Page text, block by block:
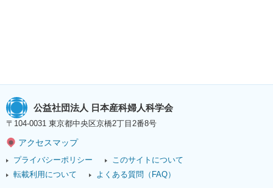
公益社団法人 日本産科婦人科学会
〒104-0031 東京都中央区京橋2丁目2番8号
アクセスマップ
プライバシーポリシー
このサイトについて
転載利用について
よくある質問（FAQ）